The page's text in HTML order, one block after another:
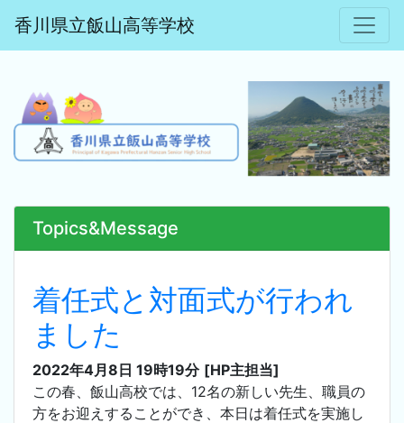
香川県立飯山高等学校
Topics&Message
着任式と対面式が行われ
ました
2022年4月8日 19時19分 [HP主担当]
この春、飯山高校では、12名の新しい先生、職員の
方をお迎えすることができ、本日は着任式を実施し